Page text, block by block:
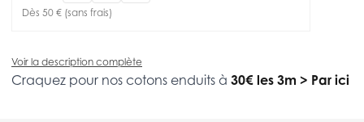
Dès 50 € (sans frais)
Voir la description complète
Craquez pour nos cotons enduits à 30€ les 3m > Par ici